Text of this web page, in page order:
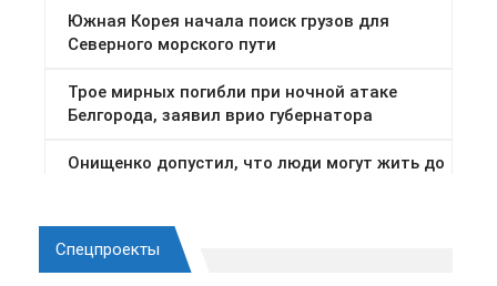
Спецпроекты